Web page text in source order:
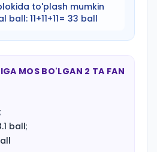
to'plash mumkin
ball: 11+11+11= 33 ball
MOS BO'LGAN 2 TA FAN
;
ball;